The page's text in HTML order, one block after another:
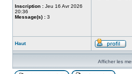
Inscription : Jeu 16 Avr 2026
20:36
Message(s) : 3
Haut
Afficher les